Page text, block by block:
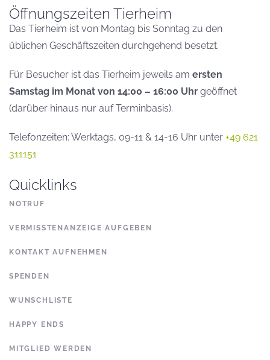
Öffnungszeiten Tierheim
Das Tierheim ist von Montag bis Sonntag zu den
üblichen Geschäftszeiten durchgehend besetzt.
Für Besucher ist das Tierheim jeweils am ersten
Samstag im Monat von 14:00 – 16:00 Uhr geöffnet
(darüber hinaus nur auf Terminbasis).
Telefonzeiten: Werktags, 09-11 & 14-16 Uhr unter +49 621
311151
Quicklinks
NOTRUF
VERMISSTENANZEIGE AUFGEBEN
KONTAKT AUFNEHMEN
SPENDEN
WUNSCHLISTE
HAPPY ENDS
MITGLIED WERDEN